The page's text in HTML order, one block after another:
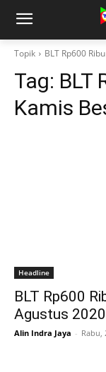
Topik BLT Rp600
Tag: BLT
Kamis
Headline
BLT Rp600
Agustus 2020
Alin Indra Jaya - Rabu,